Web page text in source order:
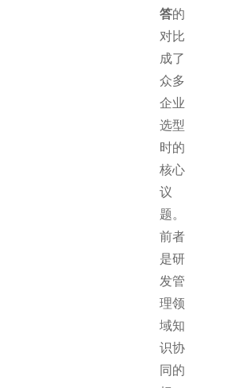
答的
对比
成了
众多
企业
选型
时的
核心
议
题。
前者
是研
发管
理领
域知
识协
同的